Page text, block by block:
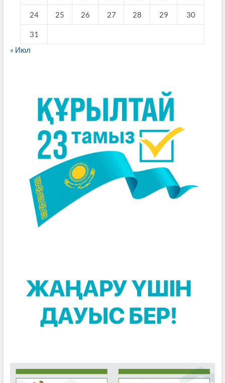
24 25 26 27 28 29 30
31
« Июл